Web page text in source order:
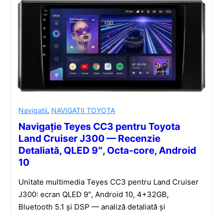
Navigatii, NAVIGATII TOYOTA
Navigație Teyes CC3 pentru Toyota
Land Cruiser J300 — Recenzie
Detaliată, QLED 9″, Octa-core, Android
10
Unitate multimedia Teyes CC3 pentru Land Cruiser
J300: ecran QLED 9″, Android 10, 4+32GB,
Bluetooth 5.1 și DSP — analiză detaliată și